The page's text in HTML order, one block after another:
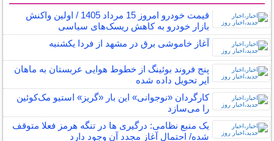
قیمت خودرو امروز 15 مرداد 1405 / اولین واکنش
بازار خودرو به کاهش ریسک‌های سیاسی
آغاز خاموشی برق در مشهد از فردا یکشنبه
پنج فروند بوئینگ از خطوط هوایی عربستان به ماهان
ایر تحویل داده شده
کارگردان «نوجوانی» این بار «گریز» استیو مک‌کوئین
را می‌سازد
یک منبع نظامی: درگیری ها در تنگه هرمز فعلا متوقف
شده/ احتمال آغاز مجدد آن وجود دارد